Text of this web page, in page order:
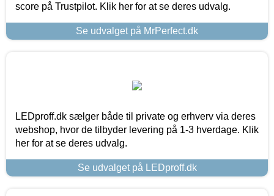
score på Trustpilot. Klik her for at se deres udvalg.
Se udvalget på MrPerfect.dk
LEDproff.dk sælger både til private og erhverv via deres
webshop, hvor de tilbyder levering på 1-3 hverdage. Klik
her for at se deres udvalg.
Se udvalget på LEDproff.dk